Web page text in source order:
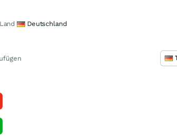
Land Deutschland